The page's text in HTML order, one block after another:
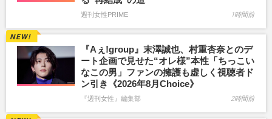
週刊女性PRIME 1時間前
『Aぇ!group』末澤誠也、村重杏奈とのデ
ート企画で見せた“オレ様”本性「ちっこい
なこの男」ファンの擁護も虚しく視聴者ド
ン引き《2026年8月Choice》
『週刊女性』編集部 2時間前